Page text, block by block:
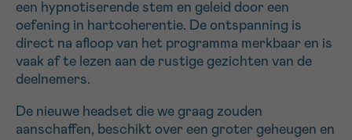
een hypnotiserende stem en geleid door een
oefening in hartcoherentie. De ontspanning is
direct na afloop van het programma merkbaar en is
vaak af te lezen aan de rustige gezichten van de
deelnemers.
De nieuwe headset die we graag zouden
aanschaffen, beschikt over een groter geheugen en
Sturen